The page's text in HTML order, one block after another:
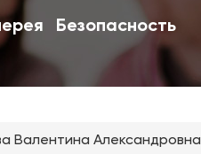
Безопасность
Валентина Александровна